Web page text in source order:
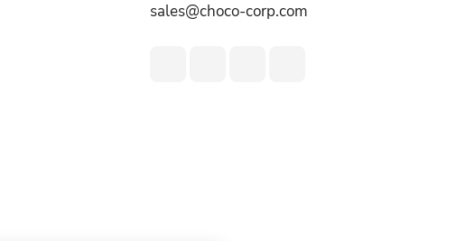
sales@choco-corp.com